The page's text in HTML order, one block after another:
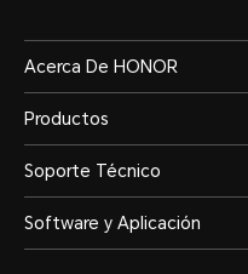
Acerca De HONOR
Productos
Soporte Técnico
Software y Aplicación